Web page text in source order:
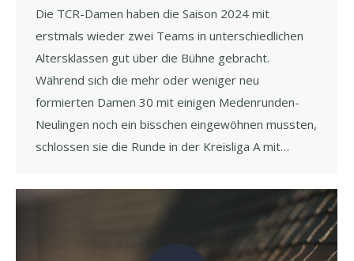
Die TCR-Damen haben die Saison 2024 mit
erstmals wieder zwei Teams in unterschiedlichen
Altersklassen gut über die Bühne gebracht.
Während sich die mehr oder weniger neu
formierten Damen 30 mit einigen Medenrunden-
Neulingen noch ein bisschen eingewöhnen mussten,
schlossen sie die Runde in der Kreisliga A mit…